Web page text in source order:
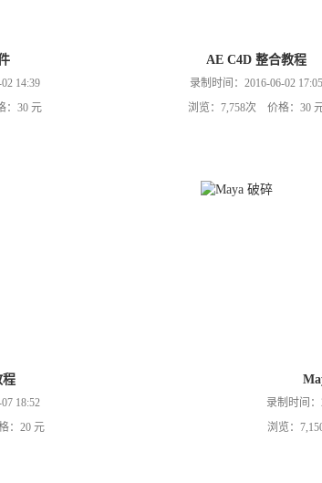
14:39
：30 元
AE C4D 整合教程
录制时间：2016-06-02 17:05
浏览：7,758次 价格：30
程
18:52
：20 元
录制时间：
浏览：